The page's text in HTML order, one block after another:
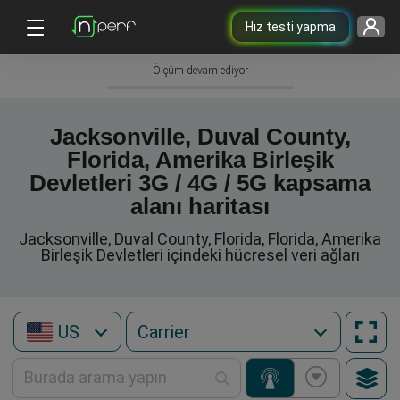
Hız testi yapma
Ölçüm devam ediyor
Jacksonville, Duval County,
Florida, Amerika Birleşik
Devletleri 3G / 4G / 5G kapsama
alanı haritası
Jacksonville, Duval County, Florida, Florida, Amerika
Birleşik Devletleri içindeki hücresel veri ağları
US